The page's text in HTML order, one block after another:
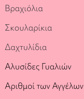
Βραχιόλια
Σκουλαρίκια
Δαχτυλίδια
Αλυσίδες Γυαλιών
Αριθμοί των Αγγέλων